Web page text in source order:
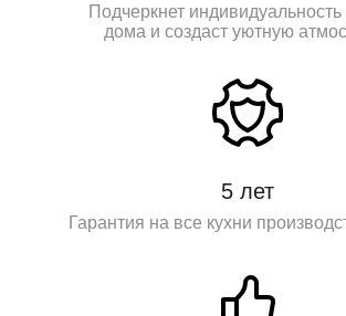
Подчеркнет
дома и создаст уютную
5 лет
Гарантия на все кухни